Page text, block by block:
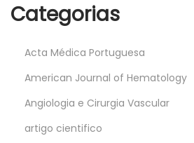
Categorias
Acta Médica Portuguesa
American Journal of Hematology
Angiologia e Cirurgia Vascular
artigo cientifico